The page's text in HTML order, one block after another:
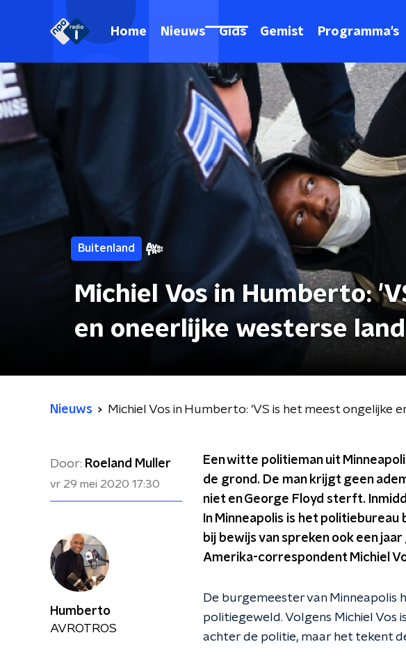
Home Nieuws Gids Gemist Programma's
Buitenland
Michiel Vos in Humberto:
en oneerlijke westerse
Nieuws Michiel Vos in Humberto: 'VS is het meest ongelijke
Door: Roeland Muller
vr 29 mei 2020 17:30
Een witte politieman uit
de grond. De man krijgt geen
niet en George Floyd sterft.
In Minneapolis is het
bij bewijs van spreken ook een
Amerika-correspondent Michiel
De burgemeester van Minneapolis
politiegeweld. Volgens Michiel Vos
achter de politie, maar het tekent
Humberto
AVROTROS